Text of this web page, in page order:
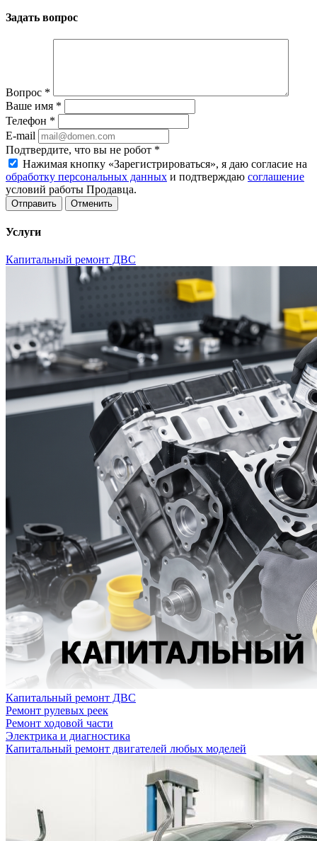
Задать вопрос
Вопрос *
Ваше имя *
Телефон *
E-mail
Подтвердите, что вы не робот *
Нажимая кнопку «Зарегистрироваться», я даю согласие на
обработку персональных данных и подтверждаю соглашение
условий работы Продавца.
Отменить
Услуги
Капитальный ремонт ДВС
Капитальный ремонт ДВС
Ремонт рулевых реек
Ремонт ходовой части
Электрика и диагностика
Капитальный ремонт двигателей любых моделей